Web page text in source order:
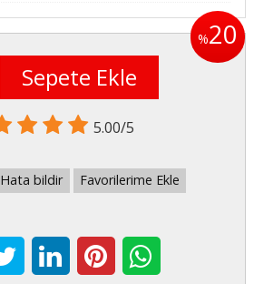
%20
Sepete Ekle
5.00/5
Hata bildir Favorilerime Ekle